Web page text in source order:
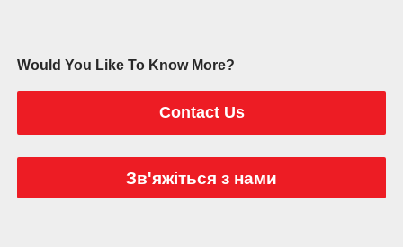
Would You Like To Know More?
Contact Us
Зв'яжіться з нами